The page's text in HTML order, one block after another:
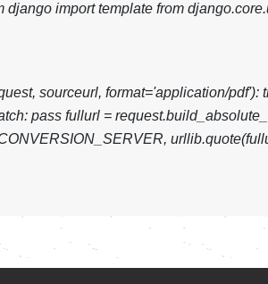
django import template from
sourceurl, format='application/pdf'):
pass fullurl =